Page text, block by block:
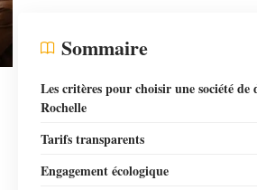
Sommaire
Les critères pour choisir une société de
Rochelle
Tarifs transparents
Engagement écologique